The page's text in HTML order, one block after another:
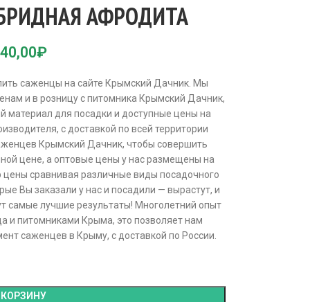
АФРОДИТА
₽
саженцы на сайте Крымский Дачник. Мы
и в розницу с питомника Крымский Дачник,
материал для посадки и доступные цены на
с доставкой по всей территории
Крымский Дачник, чтобы совершить
цене, а оптовые цены у нас размещены на
сравнивая различные виды посадочного
Вы заказали у нас и посадили — вырастут, и
самые лучшие результаты! Многолетний опыт
и питомниками Крыма, это позволяет нам
саженцев в Крыму, с доставкой по России.
КОРЗИНУ